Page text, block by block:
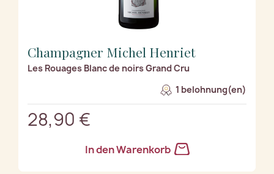
Champagner Michel Henriet
Les Rouages Blanc de noirs Grand Cru
1 belohnung(en)
28,90 €
In den Warenkorb